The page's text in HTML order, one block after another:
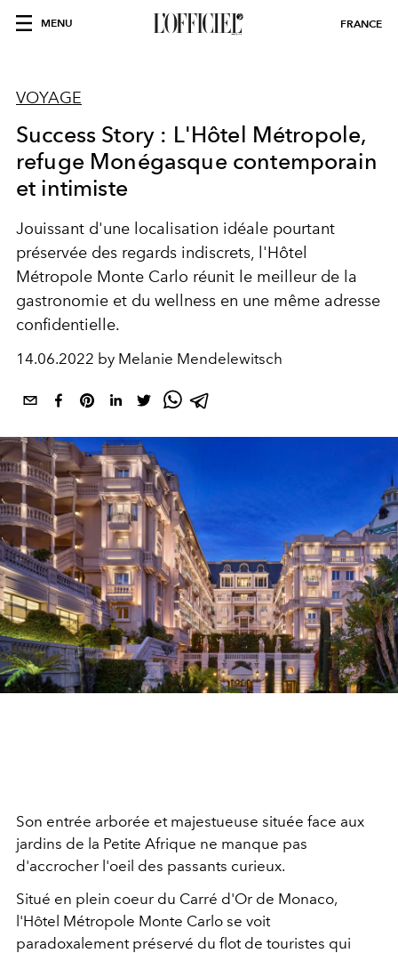
MENU FRANCE
VOYAGE
Success Story : L'Hôtel Métropole,
refuge Monégasque contemporain
et intimiste
Jouissant d'une localisation idéale pourtant
préservée des regards indiscrets, l'Hôtel
Métropole Monte Carlo réunit le meilleur de la
gastronomie et du wellness en une même adresse
confidentielle.
14.06.2022 by Melanie Mendelewitsch
Son entrée arborée et majestueuse située face aux
jardins de la Petite Afrique ne manque pas
d'accrocher l'oeil des passants curieux.
Situé en plein coeur du Carré d'Or de Monaco,
l'Hôtel Métropole Monte Carlo se voit
paradoxalement préservé du flot de touristes qui